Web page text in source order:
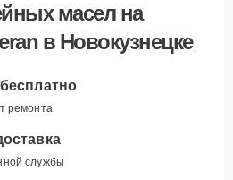
маселна
в Новокузнецке
ремонта
службы